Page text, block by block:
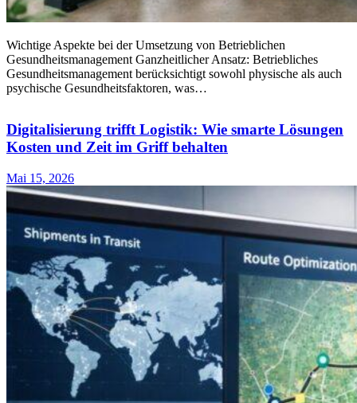
Wichtige Aspekte bei der Umsetzung von Betrieblichen
Gesundheitsmanagement Ganzheitlicher Ansatz: Betriebliches
Gesundheitsmanagement berücksichtigt sowohl physische als auch
psychische Gesundheitsfaktoren, was…
Digitalisierung trifft Logistik: Wie smarte Lösungen
Kosten und Zeit im Griff behalten
Mai 15, 2026